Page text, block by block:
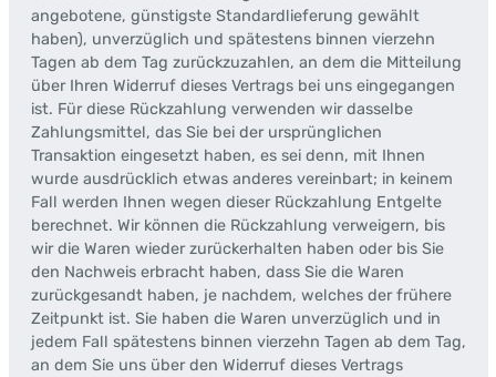
angebotene, günstigste Standardlieferung gewählt
haben), unverzüglich und spätestens binnen vierzehn
Tagen ab dem Tag zurückzuzahlen, an dem die Mitteilung
über Ihren Widerruf dieses Vertrags bei uns eingegangen
ist. Für diese Rückzahlung verwenden wir dasselbe
Zahlungsmittel, das Sie bei der ursprünglichen
Transaktion eingesetzt haben, es sei denn, mit Ihnen
wurde ausdrücklich etwas anderes vereinbart; in keinem
Fall werden Ihnen wegen dieser Rückzahlung Entgelte
berechnet. Wir können die Rückzahlung verweigern, bis
wir die Waren wieder zurückerhalten haben oder bis Sie
den Nachweis erbracht haben, dass Sie die Waren
zurückgesandt haben, je nachdem, welches der frühere
Zeitpunkt ist. Sie haben die Waren unverzüglich und in
jedem Fall spätestens binnen vierzehn Tagen ab dem Tag,
an dem Sie uns über den Widerruf dieses Vertrags